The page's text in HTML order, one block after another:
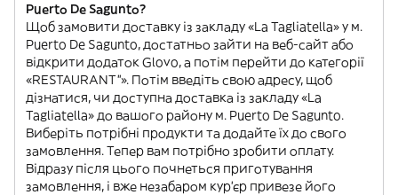
Puerto De Sagunto?
Щоб замовити доставку із закладу «La Tagliatella» у м.
Puerto De Sagunto, достатньо зайти на веб-сайт або
відкрити додаток Glovo, а потім перейти до категорії
«RESTAURANT”». Потім введіть свою адресу, щоб
дізнатися, чи доступна доставка із закладу «La
Tagliatella» до вашого району м. Puerto De Sagunto.
Виберіть потрібні продукти та додайте їх до свого
замовлення. Тепер вам потрібно зробити оплату.
Відразу після цього почнеться приготування
замовлення, і вже незабаром кур'єр привезе його